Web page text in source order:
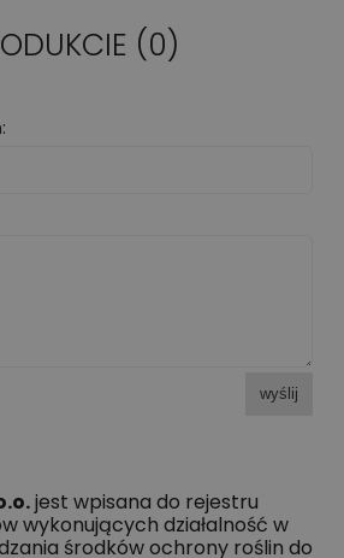
(0)
wyślij
jest wpisana do rejestru
wykonujących działalność w
środków ochrony roślin do